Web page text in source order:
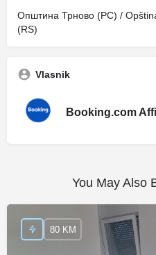
Општина Трново (РС) /
(RS)
Vlasnik
Booking.com
You May Also
80 KM